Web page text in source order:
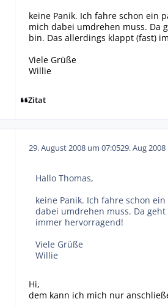
keine Panik. Ich fahre schon ein
mich dabei umdrehen muss. Da
bin. Das allerdings klappt (fast)
Viele Grüße
Willie
Zitat
29. August 2008 um 07:0529. Aug 2008
Hallo Thomas,
keine Panik. Ich fahre schon
dabei umdrehen muss. Da
immer hervorragend!
Viele Grüße
Willie
Hi,
dem kann ich mich nur